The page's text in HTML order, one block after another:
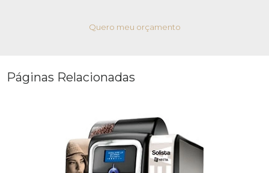
Quero meu orçamento
Páginas Relacionadas